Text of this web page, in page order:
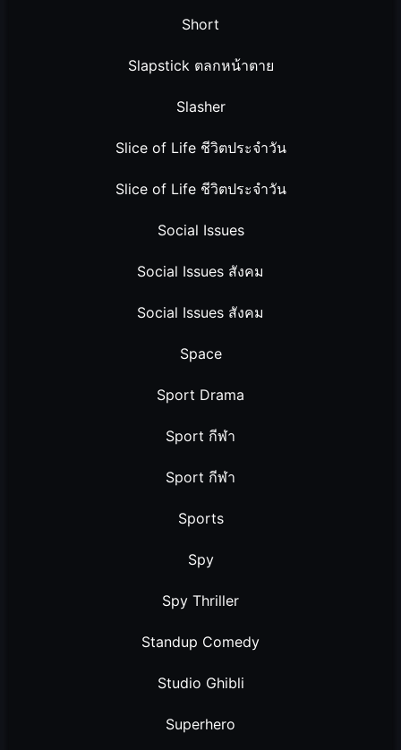
Short
Slapstick ตลกหน้าตาย
Slasher
Slice of Life ชีวิตประจำวัน
Slice of Life ชีวิตประจำวัน
Social Issues
Social Issues สังคม
Social Issues สังคม
Space
Sport Drama
Sport กีฬา
Sport กีฬา
Sports
Spy
Spy Thriller
Standup Comedy
Studio Ghibli
Superhero